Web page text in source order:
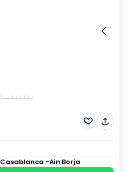
Casablanca -Ain Borja